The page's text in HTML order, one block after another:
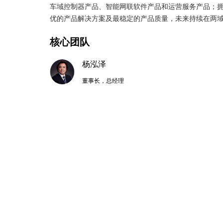
车域控制器产品、智能网联软件产品和运营服务产品；
优的产品解决方案及最稳定的产品质量，未来持续在两
核心团队
杨泓泽
董事长，总经理